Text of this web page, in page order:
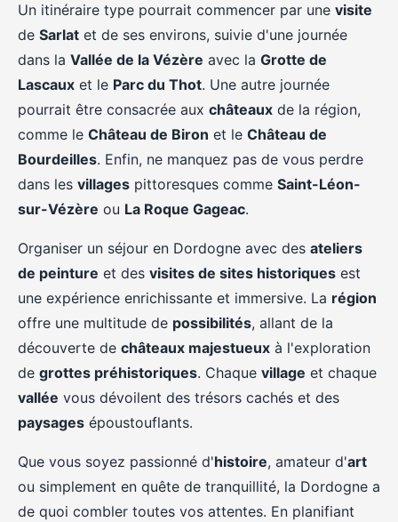
Un itinéraire type pourrait commencer par une visite
de Sarlat et de ses environs, suivie d'une journée
dans la Vallée de la Vézère avec la Grotte de
Lascaux et le Parc du Thot. Une autre journée
pourrait être consacrée aux châteaux de la région,
comme le Château de Biron et le Château de
Bourdeilles. Enfin, ne manquez pas de vous perdre
dans les villages pittoresques comme Saint-Léon-
sur-Vézère ou La Roque Gageac.
Organiser un séjour en Dordogne avec des ateliers
de peinture et des visites de sites historiques est
une expérience enrichissante et immersive. La région
offre une multitude de possibilités, allant de la
découverte de châteaux majestueux à l'exploration
de grottes préhistoriques. Chaque village et chaque
vallée vous dévoilent des trésors cachés et des
paysages époustouflants.
Que vous soyez passionné d'histoire, amateur d'art
ou simplement en quête de tranquillité, la Dordogne a
de quoi combler toutes vos attentes. En planifiant